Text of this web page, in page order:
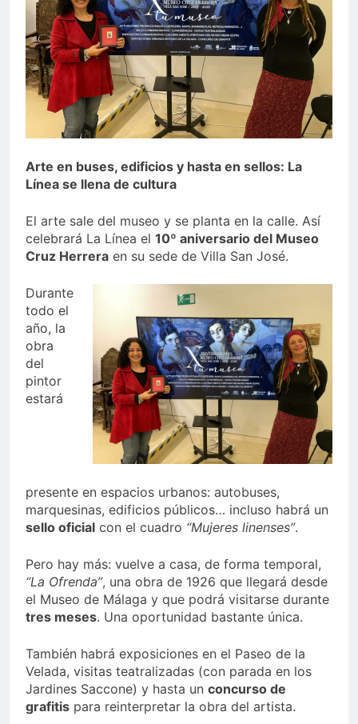
echa el cierre con éxito
rotundo
2 Semanas Atrás
La Mancomunidad y el
Banco de Alimentos del
Campo de Gibraltar renuevan
su convenio de colaboración
2 Semanas Atrás
Tráfico especial para
despedir la feria. Ojo si vas
a Santa Bárbara
2 Semanas Atrás
lo alto: Antonio José,
fuegos artificiales y música
2 Semanas Atrás
Arte en buses, edificios y hasta en sellos: La
Línea se llena de cultura
El arte sale del museo y se planta en la calle. Así
celebrará La Línea el 10º aniversario del Museo
Cruz Herrera en su sede de Villa San José.
Durante
todo el
año, la
obra
del
pintor
estará
presente en espacios urbanos: autobuses,
marquesinas, edificios públicos… incluso habrá un
sello oficial con el cuadro “Mujeres linenses”.
Pero hay más: vuelve a casa, de forma temporal,
“La Ofrenda”, una obra de 1926 que llegará desde
el Museo de Málaga y que podrá visitarse durante
tres meses. Una oportunidad bastante única.
También habrá exposiciones en el Paseo de la
Velada, visitas teatralizadas (con parada en los
Jardines Saccone) y hasta un concurso de
grafitis para reinterpretar la obra del artista.